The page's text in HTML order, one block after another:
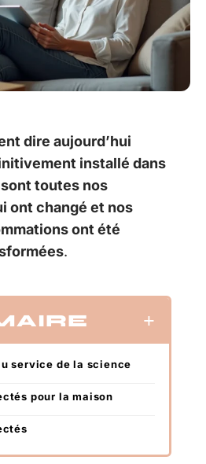
dire aujourd’hui
installé dans
toutes nos
ont changé et nos
ont été
.
service de la science
pour la maison